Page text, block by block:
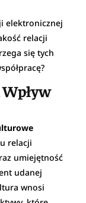
elektronicznej
relacji
się tych
relacji
umiejętność
udanej
wnosi